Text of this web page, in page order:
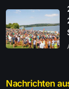
Nachrichten